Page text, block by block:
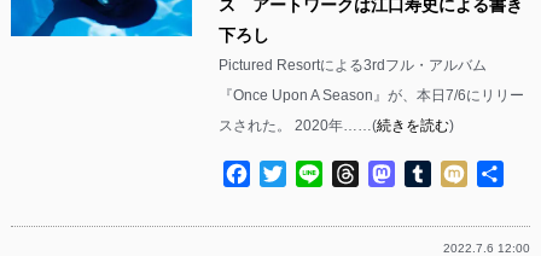
ス アートワークは江口寿史による書き
下ろし
Pictured Resortによる3rdフル・アルバム
『Once Upon A Season』が、本日7/6にリリー
スされた。 2020年……(続きを読む)
Facebook
TwitterLine ThreadsMastodon
Tumblr
Mixi
2022.7.6 12:00